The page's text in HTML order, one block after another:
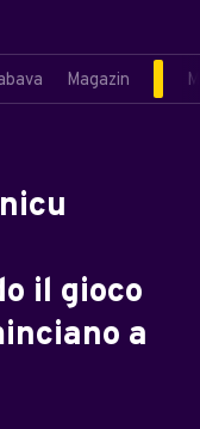
Magazin
il gioco
a